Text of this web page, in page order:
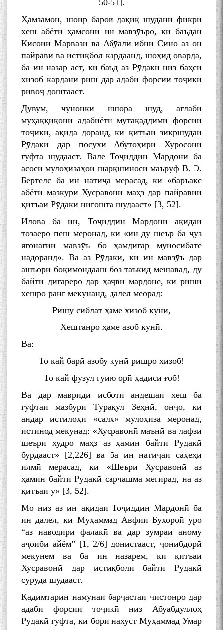
50-51].
Ҳамзамон, шоир барои дақиқ шудани фикри
хеш абёти ҳамсони ин мавзӯъро, ки баъдан
Кисоии Марвазӣ ва Абӯалӣ ибни Сино аз он
пайравӣ ва истиқбол кардаанд, шоҳид оварда,
ба ин назар аст, ки баъд аз Рӯдакӣ низ баҳси
хизоб кардани риш дар адаби форсии тоҷикӣ
ривоҷ доштааст.
Дувум, чунонки ишора шуд, ағлаби
муҳаққиқони адабиёти мутақаддими форсии
тоҷикӣ, ақида доранд, ки қитъаи зикршудаи
Рӯдакӣ дар посухи Абутоҳири Хуросонӣ
гуфта шудааст. Вале Тоҷиддин Мардонӣ ба
асоси мулоҳизаҳои шарқшиноси маъруф В. Э.
Бертелс ба ин натиҷа мерасад, ки «баръакс
абёти мазкури Хусравонӣ маҳз дар пайравии
қитъаи Рӯдакӣ нигошта шудааст» [3, 52].
Илова ба ин, Тоҷиддин Мардонӣ ақидаи
тозаеро пеш меронад, ки «ин ду шеър ба ҷуз
ягонагии мавзӯъ бо ҳамдигар муносибате
надоранд». Ва аз Рӯдакӣ, ки ин мавзӯъ дар
ашъори боқимондааш боз таъкид мешавад, ду
байти дигареро дар ҳаҷви мардоне, ки риши
хешро ранг мекунанд, далел меорад:
Ришу сиблат ҳаме хизоб кунӣ,
Хештанро ҳаме азоб кунӣ.
Ва:
То кай барӣ азобу кунӣ ришро хизоб!
То кай фузул гӯию орӣ ҳадиси ғоб!
Ва дар мавриди исботи андешаи хеш ба
гуфтаи мазбури Тӯрақул Зеҳнӣ, онҷо, ки
андар истилоҳи «салх» мулоҳиза меронад,
истинод мекунад: «Хусравонӣ маънӣ ва лафзи
шеъри худро маҳз аз ҳамин байти Рӯдакӣ
бурдааст» [2,226] ва ба ин натиҷаи саҳеҳи
илмӣ мерасад, ки «Шеъри Хусравонӣ аз
ҳамин байти Рӯдакӣ сарчашма мегирад, на аз
қитъаи ӯ» [3, 52].
Мо низ аз ин ақидаи Тоҷиддин Мардонӣ ба
ин далел, ки Муҳаммад Авфии Бухороӣ ӯро
“аз наводири фалакӣ ва дар зумраи аному
аҷоиби айём” [1, 2/6] донистааст, ҷонибдорӣ
мекунем ва ба ин назарем, ки қитъаи
Хусравонӣ дар истиқболи байти Рӯдакӣ
суруда шудааст.
Қадимтарин намунаи барҷастаи чистонро дар
адаби форсии тоҷикӣ низ Абуабдуллоҳ
Рӯдакӣ гуфта, ки бори нахуст Муҳаммад Умар